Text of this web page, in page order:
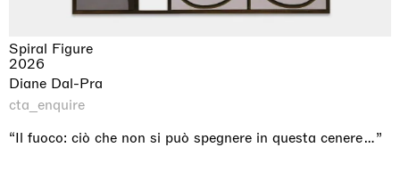
Spiral Figure
2026
Diane Dal-Pra
cta_enquire
“Il fuoco: ciò che non si può spegnere in questa cenere…”